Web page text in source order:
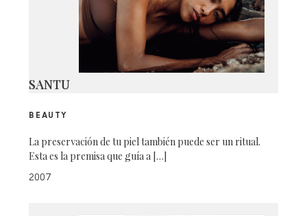
SANTU
BEAUTY
La preservación de tu piel también puede ser un ritual.
Esta es la premisa que guía a […]
2007